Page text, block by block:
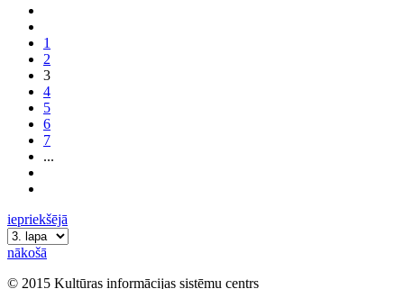
1
2
3
4
5
6
7
...
iepriekšējā
nākošā
© 2015 Kultūras informācijas sistēmu centrs